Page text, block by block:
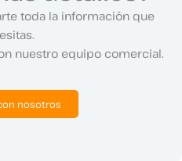
toda la información que
nuestro equipo comercial.
nosotros